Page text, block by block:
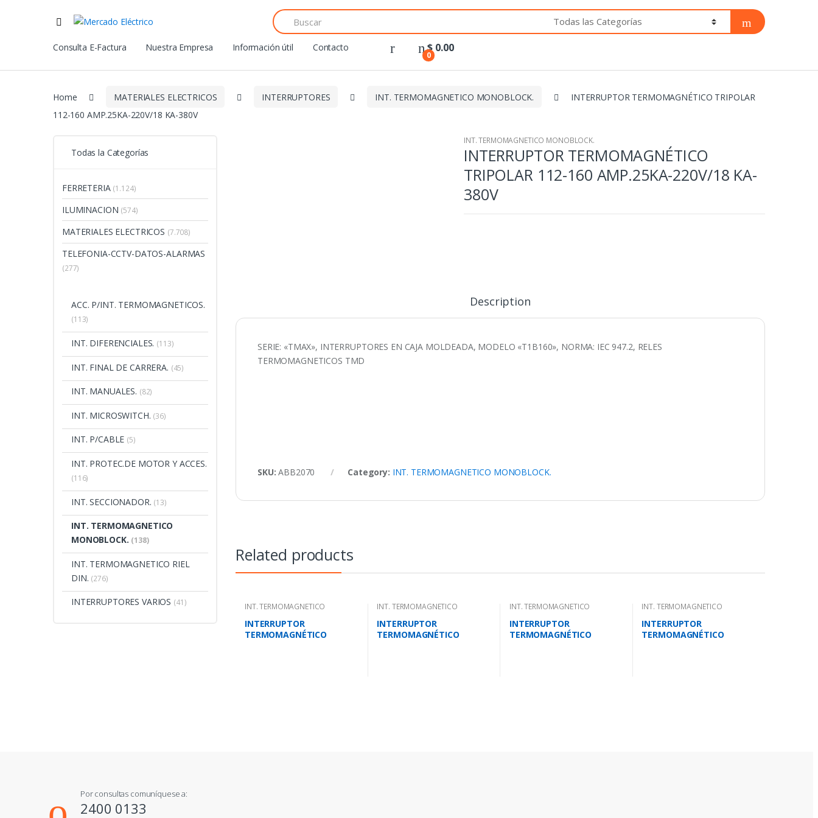
Search
for:
Consulta E-Factura
Nuestra Empresa Información útil Contacto
0
$ 0.00
Home MATERIALES ELECTRICOS INTERRUPTORES INT. TERMOMAGNETICO MONOBLOCK.
INTERRUPTOR TERMOMAGNÉTICO TRIPOLAR
112-160 AMP.25KA-220V/18 KA-380V
INT. TERMOMAGNETICO MONOBLOCK.
INTERRUPTOR TERMOMAGNÉTICO
TRIPOLAR 112-160 AMP.25KA-220V/18 KA-
380V
Description
SERIE: «TMAX», INTERRUPTORES EN CAJA MOLDEADA, MODELO «T1B160», NORMA: IEC 947.2, RELES
TERMOMAGNETICOS TMD
SKU:ABB2070 Category: INT. TERMOMAGNETICO MONOBLOCK.
Related products
INT. TERMOMAGNETICO
INTERRUPTOR
TERMOMAGNÉTICO
INT. TERMOMAGNETICO
INTERRUPTOR
TERMOMAGNÉTICO
INT. TERMOMAGNETICO
INTERRUPTOR
TERMOMAGNÉTICO
INT. TERMOMAGNETICO
INTERRUPTOR
TERMOMAGNÉTICO
Todas la Categorías
FERRETERIA (1.124)
ILUMINACION (574)
MATERIALES ELECTRICOS (7.708)
TELEFONIA-CCTV-DATOS-ALARMAS
(277)
ACC. P/INT. TERMOMAGNETICOS.
(113)
INT. DIFERENCIALES. (113)
INT. FINAL DE CARRERA. (45)
INT. MANUALES. (82)
INT. MICROSWITCH. (36)
INT. P/CABLE (5)
INT. PROTEC.DE MOTOR Y ACCES.
(116)
INT. SECCIONADOR. (13)
INT. TERMOMAGNETICO
MONOBLOCK. (138)
INT. TERMOMAGNETICO RIEL
DIN. (276)
INTERRUPTORES VARIOS (41)
Por consultas comuníquese a:
2400 0133